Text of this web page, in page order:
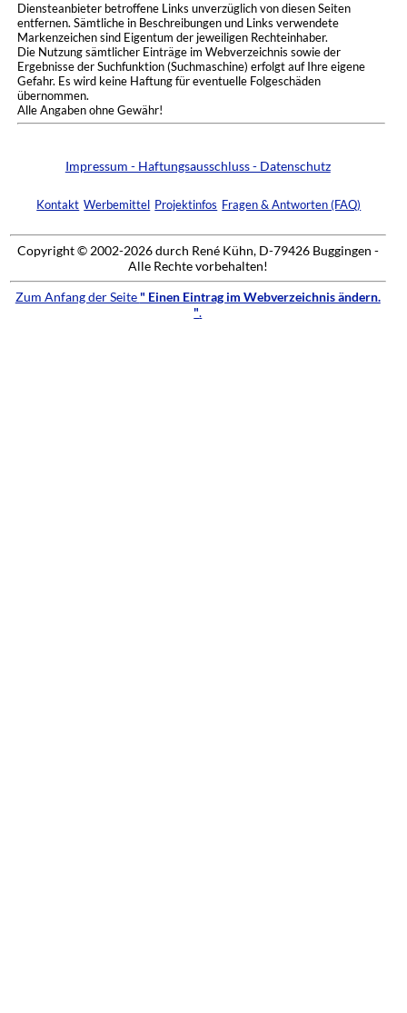
Diensteanbieter betroffene Links unverzüglich von diesen Seiten
entfernen. Sämtliche in Beschreibungen und Links verwendete
Markenzeichen sind Eigentum der jeweiligen Rechteinhaber.
Die Nutzung sämtlicher Einträge im Webverzeichnis sowie der
Ergebnisse der Suchfunktion (Suchmaschine) erfolgt auf Ihre eigene
Gefahr. Es wird keine Haftung für eventuelle Folgeschäden
übernommen.
Alle Angaben ohne Gewähr!
Impressum - Haftungsausschluss - Datenschutz
Kontakt Werbemittel Projektinfos Fragen & Antworten (FAQ)
Copyright © 2002-2026 durch René Kühn, D-79426 Buggingen -
Alle Rechte vorbehalten!
Zum Anfang der Seite " Einen Eintrag im Webverzeichnis ändern.
".